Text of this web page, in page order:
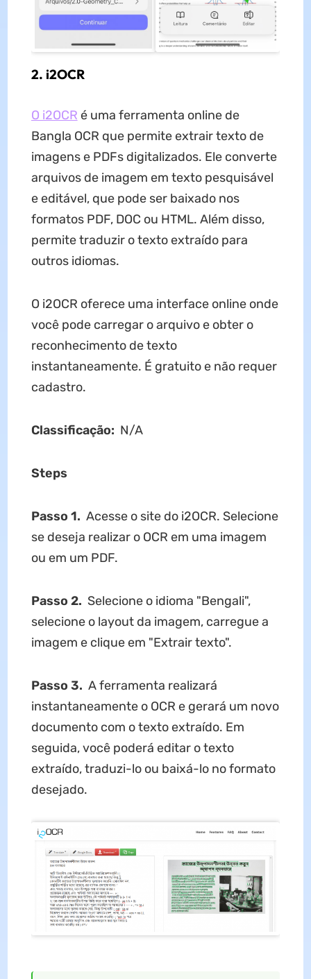
2. i2OCR
O i2OCR é uma ferramenta online de
Bangla OCR que permite extrair texto de
imagens e PDFs digitalizados. Ele converte
arquivos de imagem em texto pesquisável
e editável, que pode ser baixado nos
formatos PDF, DOC ou HTML. Além disso,
permite traduzir o texto extraído para
outros idiomas.
O i2OCR oferece uma interface online onde
você pode carregar o arquivo e obter o
reconhecimento de texto
instantaneamente. É gratuito e não requer
cadastro.
Classificação: N/A
Steps
Passo 1. Acesse o site do i2OCR. Selecione
se deseja realizar o OCR em uma imagem
ou em um PDF.
Passo 2. Selecione o idioma "Bengali",
selecione o layout da imagem, carregue a
imagem e clique em "Extrair texto".
Passo 3. A ferramenta realizará
instantaneamente o OCR e gerará um novo
documento com o texto extraído. Em
seguida, você poderá editar o texto
extraído, traduzi-lo ou baixá-lo no formato
desejado.